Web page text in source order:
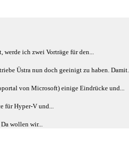
ich zwei Vorträge für den...
Üstra nun doch geeinigt zu haben. Damit...
von Microsoft) einige Eindrücke und...
für Hyper-V und...
wollen wir...